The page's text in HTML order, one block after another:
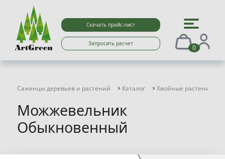
Скачать прайс-лист
Запросить расчет 0
Саженцы деревьев и растений Каталог Хвойные растения
Можжевельник
Обыкновенный